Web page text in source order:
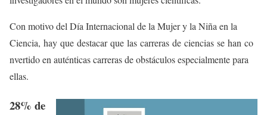
Con motivo del Día Internacional de la Mujer y la Niña en la
Ciencia, hay que destacar que las carreras de ciencias se han co
nvertido en auténticas carreras de obstáculos especialmente para
ellas.
28% de